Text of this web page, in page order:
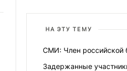
НА ЭТУ ТЕМУ
СМИ: Член российской
Задержанные